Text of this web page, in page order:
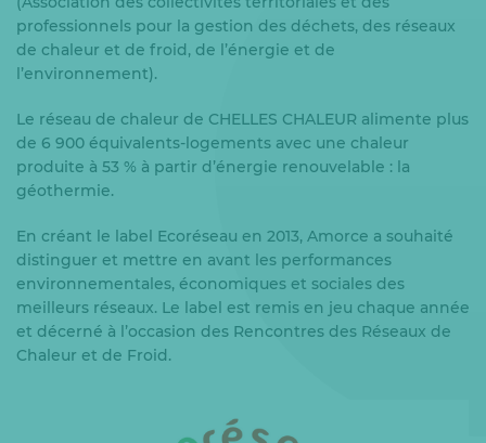
professionnels pour la gestion des déchets, des réseaux
de chaleur et de froid, de l’énergie et de
l’environnement).
Le réseau de chaleur de CHELLES CHALEUR alimente plus
de 6 900 équivalents-logements avec une chaleur
produite à 53 % à partir d’énergie renouvelable : la
géothermie.
En créant le label Ecoréseau en 2013, Amorce a souhaité
distinguer et mettre en avant les performances
environnementales, économiques et sociales des
meilleurs réseaux. Le label est remis en jeu chaque année
et décerné à l’occasion des Rencontres des Réseaux de
Chaleur et de Froid.